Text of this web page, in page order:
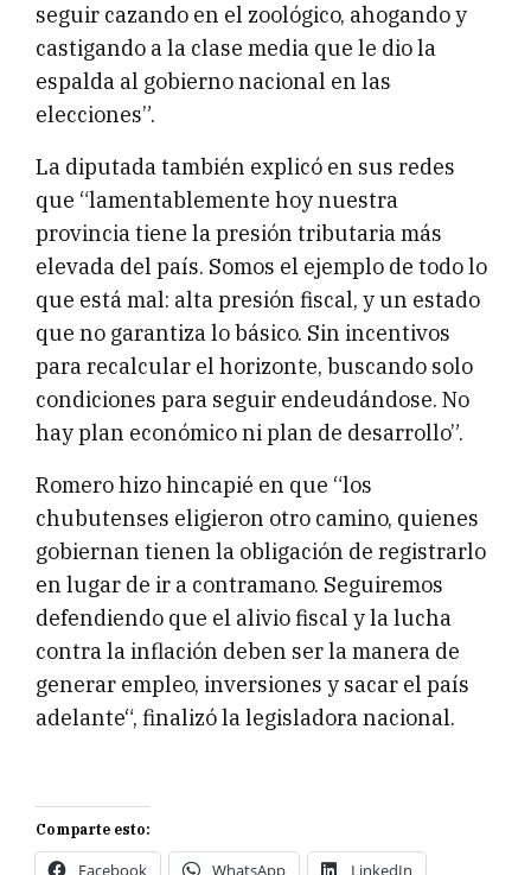
seguir cazando en el zoológico, ahogando y
castigando a la clase media que le dio la
espalda al gobierno nacional en las
elecciones”.
La diputada también explicó en sus redes
que “lamentablemente hoy nuestra
provincia tiene la presión tributaria más
elevada del país. Somos el ejemplo de todo lo
que está mal: alta presión fiscal, y un estado
que no garantiza lo básico. Sin incentivos
para recalcular el horizonte, buscando solo
condiciones para seguir endeudándose. No
hay plan económico ni plan de desarrollo”.
Romero hizo hincapié en que “los
chubutenses eligieron otro camino, quienes
gobiernan tienen la obligación de registrarlo
en lugar de ir a contramano. Seguiremos
defendiendo que el alivio fiscal y la lucha
contra la inflación deben ser la manera de
generar empleo, inversiones y sacar el país
adelante“, finalizó la legisladora nacional.
Comparte esto:
Facebook WhatsApp LinkedIn